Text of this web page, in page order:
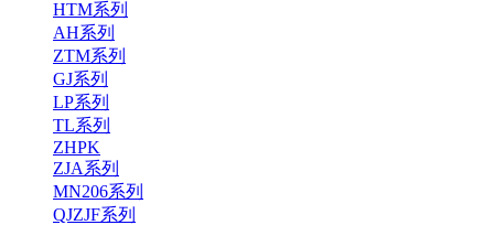
HTM系列
AH系列
ZTM系列
GJ系列
LP系列
TL系列
ZHPK
ZJA系列
MN206系列
QJZJF系列